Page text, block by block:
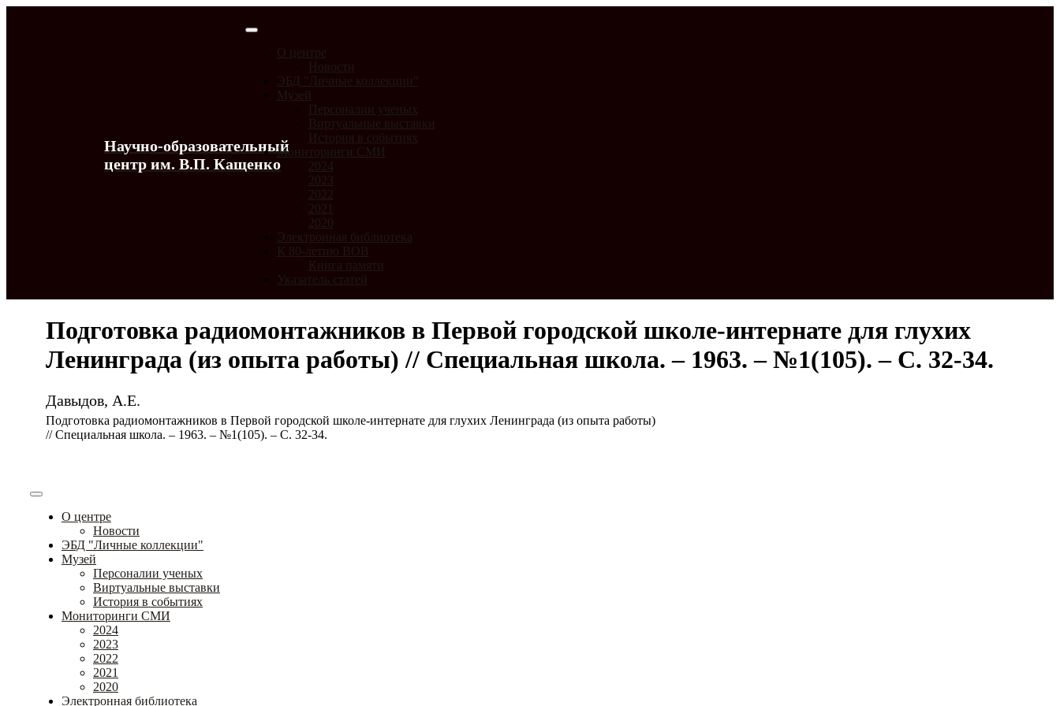
Научно-образовательный
центр им. В.П. Кащенко
О центре
Новости
ЭБД "Личные коллекции"
Музей
Персоналии ученых
Виртуальные выставки
История в событиях
Мониторинги СМИ
2024
2023
2022
2021
2020
Электронная библиотека
К 80-летию ВОВ
Книга памяти
Указатель статей
Подготовка радиомонтажников в Первой городской школе-интернате для глухих
Ленинграда (из опыта работы) // Специальная школа. – 1963. – №1(105). – С. 32-34.
Давыдов, А.Е.
Подготовка радиомонтажников в Первой городской школе-интернате для глухих Ленинграда (из опыта работы)
// Специальная школа. – 1963. – №1(105). – С. 32-34.
О центре
Новости
ЭБД "Личные коллекции"
Музей
Персоналии ученых
Виртуальные выставки
История в событиях
Мониторинги СМИ
2024
2023
2022
2021
2020
Электронная библиотека